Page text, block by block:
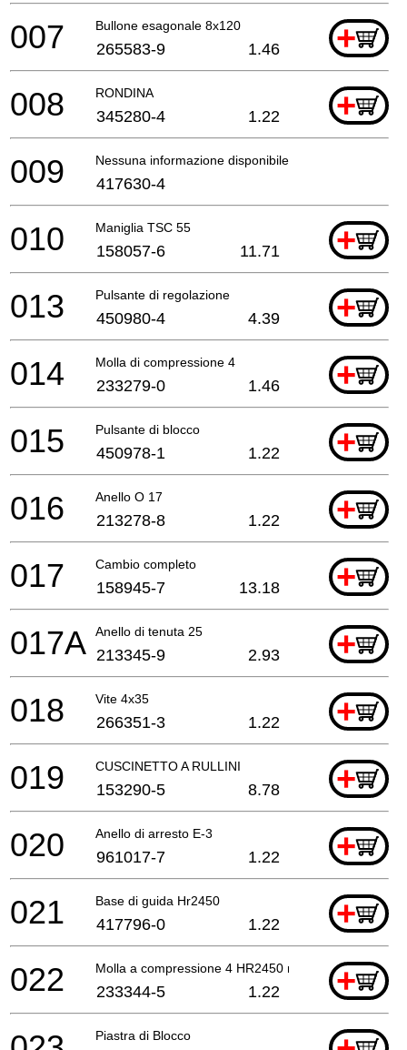
Bullone esagonale 8x120 +
007 265583-9 1.46
RONDINA +
008 345280-4 1.22
Nessuna informazione disponibile, non ordinabile
009 417630-4
Maniglia TSC 55 +
010 158057-6 11.71
Pulsante di regolazione +
013 450980-4 4.39
Molla di compressione 4 +
014 233279-0 1.46
Pulsante di blocco +
015 450978-1 1.22
Anello O 17 +
016 213278-8 1.22
Cambio completo +
017 158945-7 13.18
Anello di tenuta 25 +
017A 213345-9 2.93
Vite 4x35 +
018 266351-3 1.22
CUSCINETTO A RULLINI +
019 153290-5 8.78
Anello di arresto E-3 +
020 961017-7 1.22
Base di guida Hr2450 +
021 417796-0 1.22
Molla a compressione 4 HR2450 nero +
022 233344-5 1.22
Piastra di Blocco